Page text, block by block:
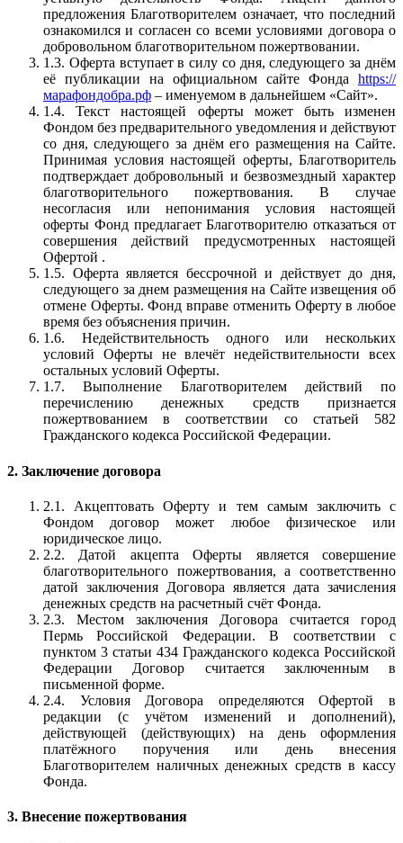
предложения Благотворителем означает, что последний
ознакомился и согласен со всеми условиями договора о
добровольном благотворительном пожертвовании.
1.3. Оферта вступает в силу со дня, следующего за днём
её публикации на официальном сайте Фонда https://
марафондобра.рф – именуемом в дальнейшем «Сайт».
1.4. Текст настоящей оферты может быть изменен
Фондом без предварительного уведомления и действуют
со дня, следующего за днём его размещения на Сайте.
Принимая условия настоящей оферты, Благотворитель
подтверждает добровольный и безвозмездный характер
благотворительного пожертвования. В случае
несогласия или непонимания условия настоящей
оферты Фонд предлагает Благотворителю отказаться от
совершения действий предусмотренных настоящей
Офертой .
1.5. Оферта является бессрочной и действует до дня,
следующего за днем размещения на Сайте извещения об
отмене Оферты. Фонд вправе отменить Оферту в любое
время без объяснения причин.
1.6. Недействительность одного или нескольких
условий Оферты не влечёт недействительности всех
остальных условий Оферты.
1.7. Выполнение Благотворителем действий по
перечислению денежных средств признается
пожертвованием в соответствии со статьей 582
Гражданского кодекса Российской Федерации.
2. Заключение договора
2.1. Акцептовать Оферту и тем самым заключить с
Фондом договор может любое физическое или
юридическое лицо.
2.2. Датой акцепта Оферты является совершение
благотворительного пожертвования, а соответственно
датой заключения Договора является дата зачисления
денежных средств на расчетный счёт Фонда.
2.3. Местом заключения Договора считается город
Пермь Российской Федерации. В соответствии с
пунктом 3 статьи 434 Гражданского кодекса Российской
Федерации Договор считается заключенным в
письменной форме.
2.4. Условия Договора определяются Офертой в
редакции (с учётом изменений и дополнений),
действующей (действующих) на день оформления
платёжного поручения или день внесения
Благотворителем наличных денежных средств в кассу
Фонда.
3. Внесение пожертвования